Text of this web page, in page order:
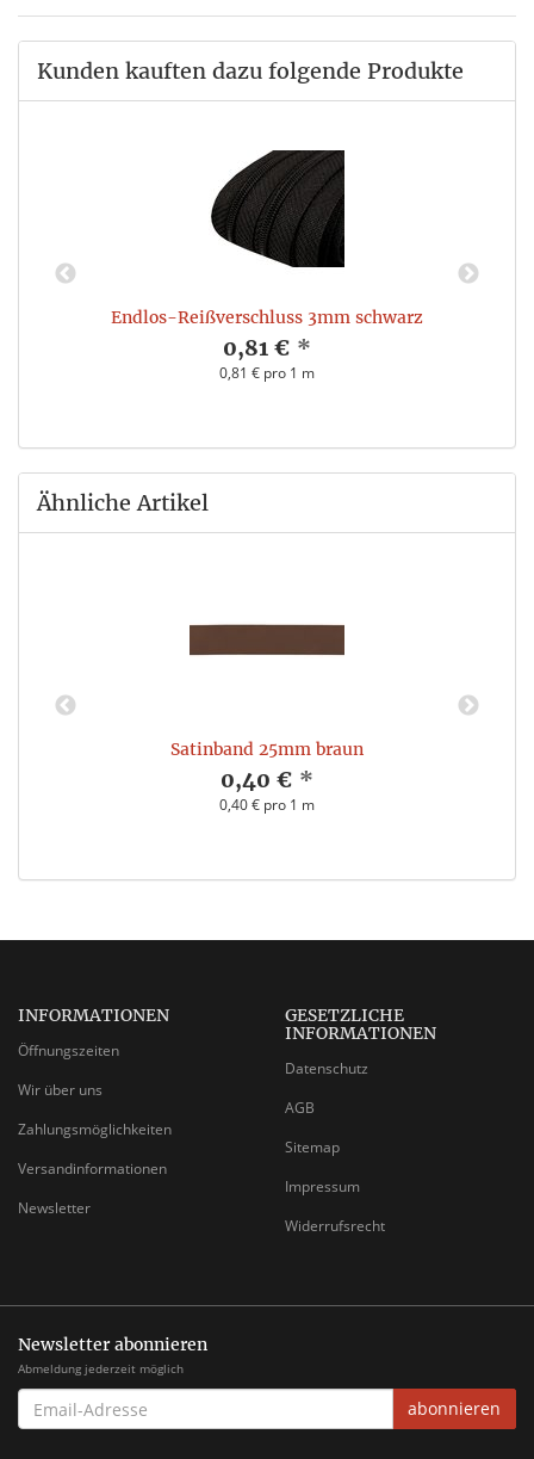
Kunden kauften dazu folgende Produkte
Endlos-Reißverschluss 3mm schwarz
0,81 € *
0,81 € pro 1 m
Ähnliche Artikel
Satinband 25mm braun
0,40 € *
0,40 € pro 1 m
INFORMATIONEN
Öffnungszeiten
Wir über uns
Zahlungsmöglichkeiten
Versandinformationen
Newsletter
GESETZLICHE
INFORMATIONEN
Datenschutz
AGB
Sitemap
Impressum
Widerrufsrecht
Newsletter abonnieren
Abmeldung jederzeit möglich
EMAIL-
ADRESSE
abonnieren